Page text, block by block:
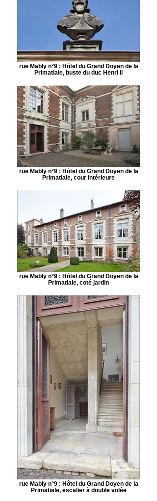
rue Mably n°9 : Hôtel du Grand Doyen de la
Primatiale, buste du duc Henri II
rue Mably n°9 : Hôtel du Grand Doyen de la
Primatiale, cour intérieure
rue Mably n°9 : Hôtel du Grand Doyen de la
Primatiale, coté jardin
rue Mably n°9 : Hôtel du Grand Doyen de la
Primatiale, escalier à double volée